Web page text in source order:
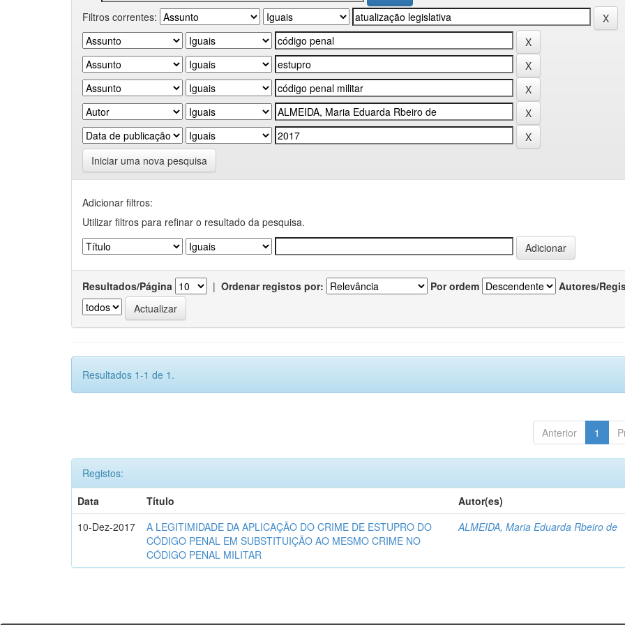
Filtros correntes:
Iniciar uma nova pesquisa
Adicionar filtros:
Utilizar filtros para refinar o resultado da pesquisa.
Resultados/Página | Ordenar registos por: Por ordem Autores/
Resultados 1-1 de 1.
Anterior 1
Registos:
Data
Título
Autor(es)
10-Dez-2017
A LEGITIMIDADE DA APLICAÇÃO DO CRIME DE ESTUPRO DO
CÓDIGO PENAL EM SUBSTITUIÇÃO AO MESMO CRIME NO
CÓDIGO PENAL MILITAR
ALMEIDA, Maria Eduarda Rbeiro de